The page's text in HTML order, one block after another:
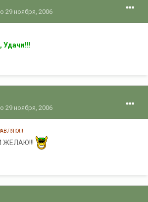
29 ноября, 2006
Удачи!!!
29 ноября, 2006
ЖЕЛАЮ!!!